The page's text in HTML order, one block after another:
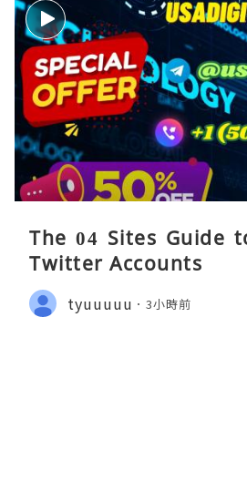
The 04 Sites Guide
Twitter Accounts
tyuuuuu 3小時前